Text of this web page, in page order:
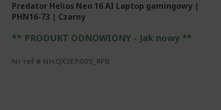
Predator Helios Neo 16 AI Laptop gamingowy |
PHN16-73 | Czarny
** PRODUKT ODNOWIONY - Jak nowy **
Nr ref NH.QX2EP.005_RFB